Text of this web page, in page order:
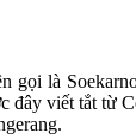
là
viết tắt từ